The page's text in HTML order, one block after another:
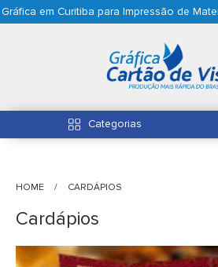
Gráfica em Curitiba para Impressão de
Categorias
HOME CARDÁPIOS
Cardápios